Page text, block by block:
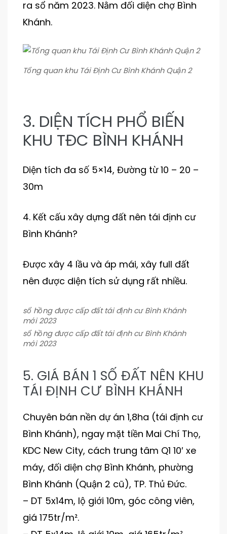
ra sổ năm 2023. Nằm đối diện chợ Bình
Khánh.
Tổng quan khu Tái Định Cư Bình Khánh Quận 2
3. DIỆN TÍCH PHỔ BIẾN
KHU TĐC BÌNH KHÁNH
Diện tích đa số 5×14, Đường từ 10 – 20 –
30m
4. Kết cấu xây dựng đất nên tái định cư
Bình Khánh?
Được xây 4 lầu và áp mái, xây full đất
nên được diện tích sử dụng rất nhiều.
sổ hồng được cấp đất tái định cư Bình Khánh
mới 2023
sổ hồng được cấp đất tái định cư Bình Khánh
mới 2023
5. GIÁ BÁN 1 SỐ ĐẤT NÊN KHU
TÁI ĐỊNH CƯ BÌNH KHÁNH
Chuyên bán nền dự án 1,8ha (tái định cư
Bình Khánh), ngay mặt tiền Mai Chí Thọ,
KDC New City, cách trung tâm Q1 10′ xe
máy, đối diện chợ Bình Khánh, phường
Bình Khánh (Quận 2 cũ), TP. Thủ Đức.
– DT 5x14m, lộ giới 10m, góc công viên,
giá 175tr/m².